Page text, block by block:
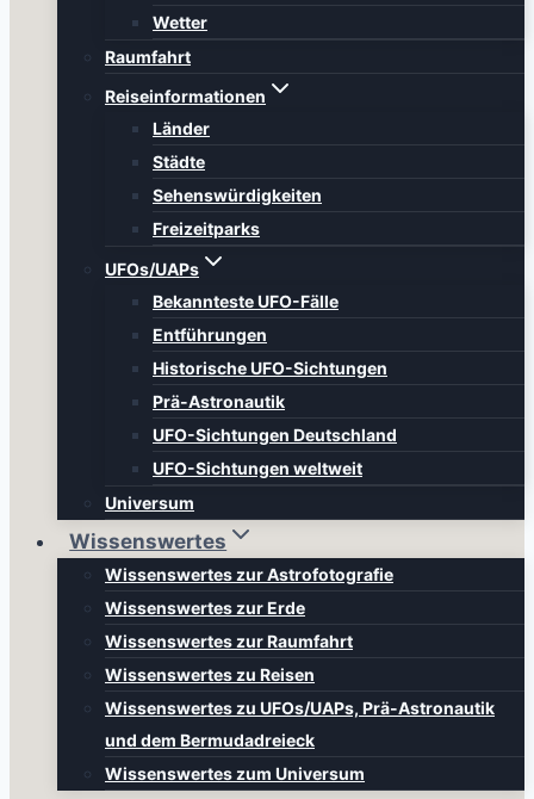
Wetter
Raumfahrt
Reiseinformationen
Länder
Städte
Sehenswürdigkeiten
Freizeitparks
UFOs/UAPs
Bekannteste UFO-Fälle
Entführungen
Historische UFO-Sichtungen
Prä-Astronautik
UFO-Sichtungen Deutschland
UFO-Sichtungen weltweit
Universum
Wissenswertes
Wissenswertes zur Astrofotografie
Wissenswertes zur Erde
Wissenswertes zur Raumfahrt
Wissenswertes zu Reisen
Wissenswertes zu UFOs/UAPs, Prä-Astronautik
und dem Bermudadreieck
Wissenswertes zum Universum